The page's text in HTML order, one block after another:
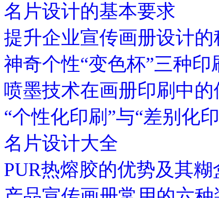
名片设计的基本要求
提升企业宣传画册设计的
神奇个性“变色杯”三种印
喷墨技术在画册印刷中
“个性化印刷”与“差别化
名片设计大全
PUR热熔胶的优势及其